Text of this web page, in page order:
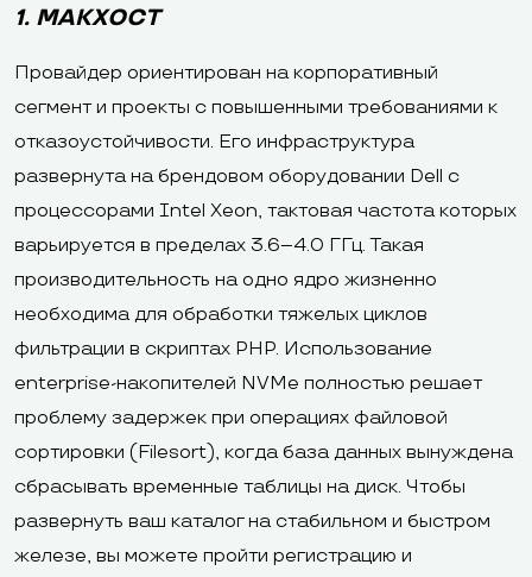
1. МАКХОСТ
Провайдер ориентирован на корпоративный
сегмент и проекты с повышенными требованиями к
отказоустойчивости. Его инфраструктура
развернута на брендовом оборудовании Dell с
процессорами Intel Xeon, тактовая частота которых
варьируется в пределах 3.6–4.0 ГГц. Такая
производительность на одно ядро жизненно
необходима для обработки тяжелых циклов
фильтрации в скриптах PHP. Использование
enterprise-накопителей NVMe полностью решает
проблему задержек при операциях файловой
сортировки (Filesort), когда база данных вынуждена
сбрасывать временные таблицы на диск. Чтобы
развернуть ваш каталог на стабильном и быстром
железе, вы можете пройти регистрацию и